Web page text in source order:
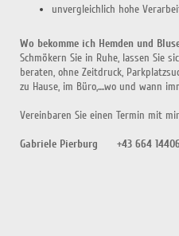
unvergleichlich hohe
Wo bekomme ich Hemden und
Schmökern Sie in Ruhe, lassen Sie
beraten, ohne Zeitdruck,
zu Hause, im Büro,....wo und wann
Vereinbaren Sie einen Termin mit
Gabriele Pierburg +43 664